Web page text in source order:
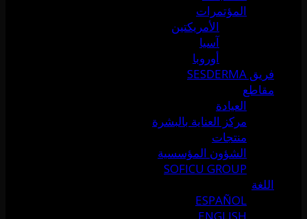
المؤتمرات
الأمريكتين
آسيا
أوروبا
فريق SESDERMA
مقاطع
العيادة
مركز العناية بالبشرة
منتجات
الشؤون المؤسسية
SOFICU GROUP
اللغة
ESPAÑOL